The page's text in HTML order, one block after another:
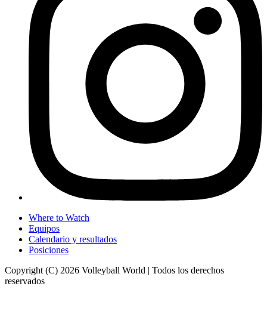
Where to Watch
Equipos
Calendario y resultados
Posiciones
Copyright (C) 2026 Volleyball World | Todos los derechos
reservados